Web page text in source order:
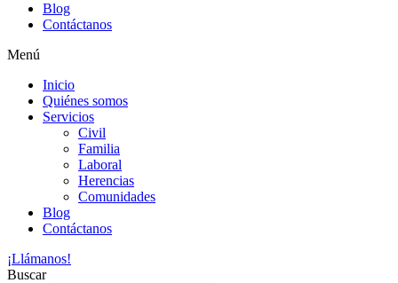
Blog
Contáctanos
Menú
Inicio
Quiénes somos
Servicios
Civil
Familia
Laboral
Herencias
Comunidades
Blog
Contáctanos
¡Llámanos!
Buscar